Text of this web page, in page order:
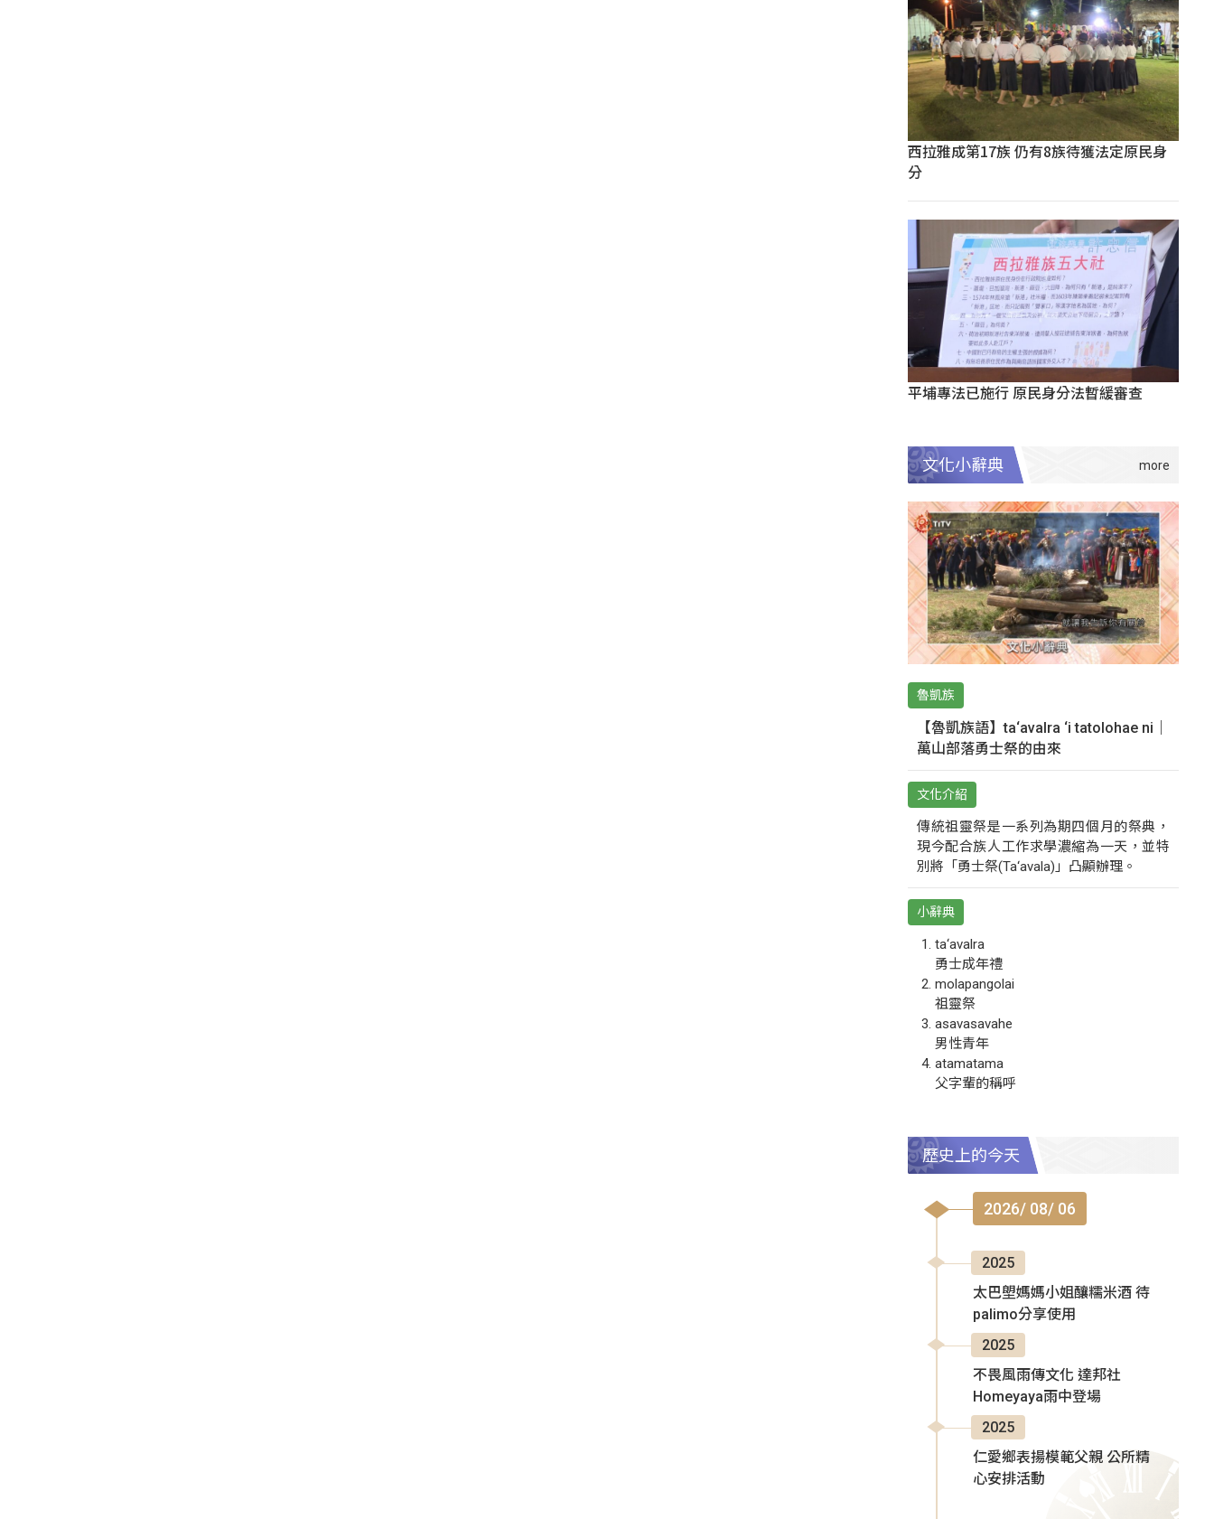
西拉雅成第17族 仍有8族待獲法定原民身
分
平埔專法已施行 原民身分法暫緩審查
文化小辭典
魯凱族
【魯凱族語】ta‘avalra ‘i tatolohae ni｜
萬山部落勇士祭的由來
文化介紹
傳統祖靈祭是一系列為期四個月的祭典，
現今配合族人工作求學濃縮為一天，並特
別將「勇士祭(Ta‘avala)」凸顯辦理。
小辭典
ta‘avalra
勇士成年禮
molapangolai
祖靈祭
asavasavahe
男性青年
atamatama
父字輩的稱呼
歷史上的今天
2026/ 08/ 06
2025
太巴塱媽媽小姐釀糯米酒 待
palimo分享使用
2025
不畏風雨傳文化 達邦社
Homeyaya雨中登場
2025
仁愛鄉表揚模範父親 公所精
心安排活動